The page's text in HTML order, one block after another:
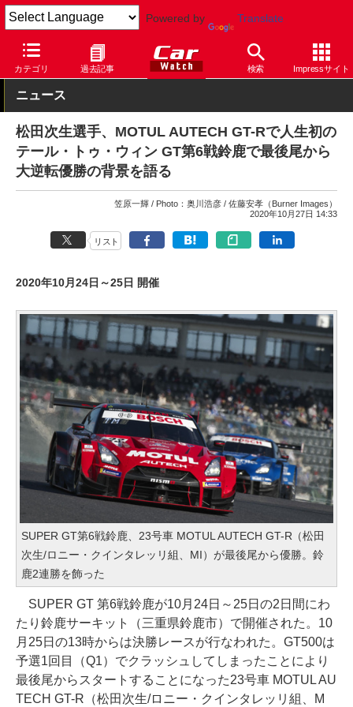
Powered by Translate
カテゴリ 過去記事 検索 Impressサイト
Car Watch モータースポーツ SUPER GT
ニュース
松田次生選手、MOTUL AUTECH GT-Rで人生初の
テール・トゥ・ウィン GT第6戦鈴鹿で最後尾から
大逆転優勝の背景を語る
笠原一輝 Photo：奥川浩彦
佐藤安孝（Burner Images）
2020年10月27日 14:33
リスト
2020年10月24日～25日 開催
SUPER GT第6戦鈴鹿、23号車 MOTUL AUTECH GT-R（松田
次生/ロニー・クインタレッリ組、MI）が最後尾から優勝。鈴
鹿2連勝を飾った
SUPER GT 第6戦鈴鹿が10月24日～25日の2日間にわ
たり鈴鹿サーキット（三重県鈴鹿市）で開催された。10
月25日の13時からは決勝レースが行なわれた。GT500は
予選1回目（Q1）でクラッシュしてしまったことにより
最後尾からスタートすることになった23号車 MOTUL AU
TECH GT-R（松田次生/ロニー・クインタレッリ組、M